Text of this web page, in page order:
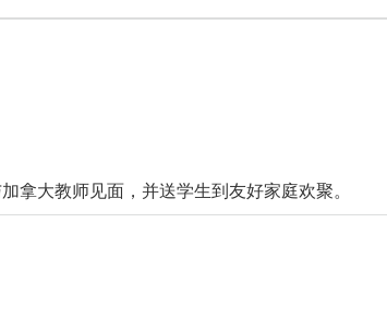
拿大教师见面，并送学生到友好家庭欢聚。